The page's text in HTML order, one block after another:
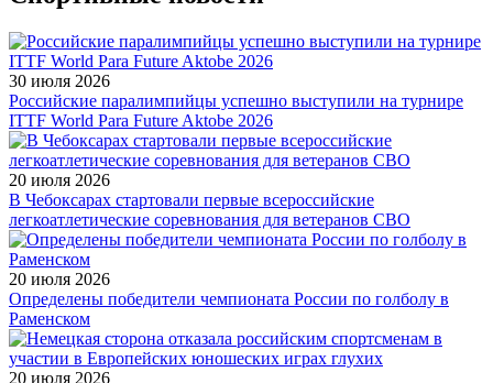
30 июля 2026
Российские паралимпийцы успешно выступили на турнире
ITTF World Para Future Aktobe 2026
20 июля 2026
В Чебоксарах стартовали первые всероссийские
легкоатлетические соревнования для ветеранов СВО
20 июля 2026
Определены победители чемпионата России по голболу в
Раменском
20 июля 2026